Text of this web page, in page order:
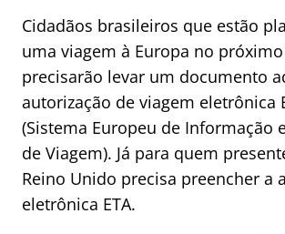
Cidadãos brasileiros que estão
uma viagem à Europa no
precisarão levar um documento
autorização de viagem eletrônica
(Sistema Europeu de Informação
de Viagem). Já para quem
Reino Unido precisa preencher a
eletrônica ETA.